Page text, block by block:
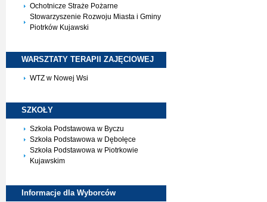
Ochotnicze Straże Pożarne
Stowarzyszenie Rozwoju Miasta i Gminy
Piotrków Kujawski
WARSZTATY TERAPII ZAJĘCIOWEJ
WTZ w Nowej Wsi
SZKOŁY
Szkoła Podstawowa w Byczu
Szkoła Podstawowa w Dębołęce
Szkoła Podstawowa w Piotrkowie
Kujawskim
Informacje dla Wyborców